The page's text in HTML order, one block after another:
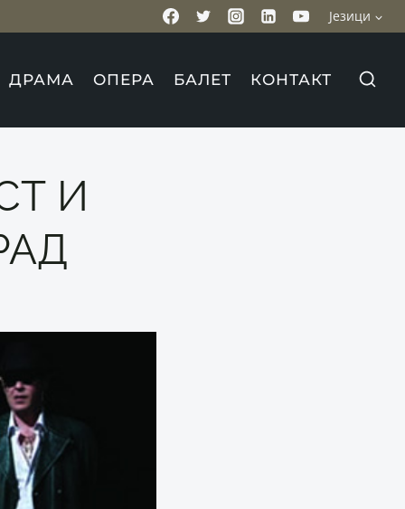
Језици
ДРАМА ОПЕРА БАЛЕТ КОНТАКТ
И